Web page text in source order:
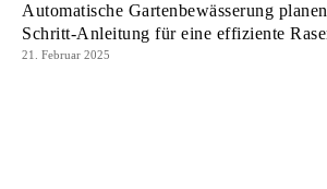
Automatische Gartenbewässerung
Schritt-Anleitung für eine effiziente
21. Februar 2025